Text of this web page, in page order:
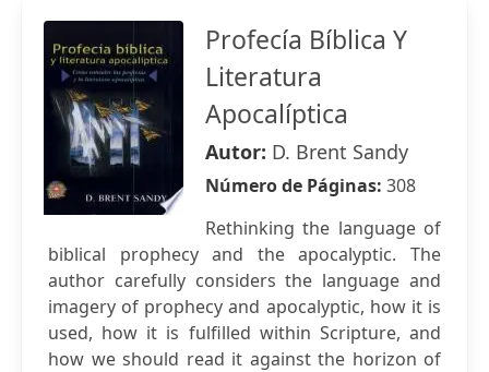
Profecía Bíblica Y
Literatura
Apocalíptica
Autor: D. Brent Sandy
Número de Páginas: 308
Rethinking the language of
biblical prophecy and the apocalyptic. The
author carefully considers the language and
imagery of prophecy and apocalyptic, how it is
used, how it is fulfilled within Scripture, and
how we should read it against the horizon of